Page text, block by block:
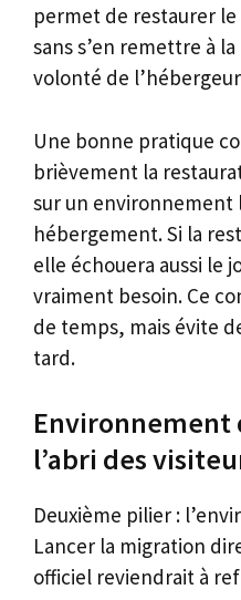
permet de restaurer
sans s’en remettre à
volonté de
Une bonne pratique
brièvement la
sur un environnement
hébergement. Si la
elle échouera aussi le
vraiment besoin. Ce
de temps, mais évite
tard.
Environnement
l’abri des
Deuxième pilier :
Lancer la migration
officiel reviendrait à